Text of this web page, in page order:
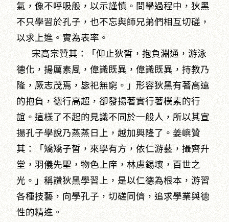
氣，像不呼吸般，以示謹慎。問學過程中，狄黑
不只學習於孔子，也不忘與師兄弟們相互切磋，
以求上進。實為表率。
宋高宗贊其：「仰止狄皙，抱負淵通，游泳
德化，揚厲素風，偉識既異，偉識既異，持教乃
隆，厥志茂焉，毖祀無窮。」形容狄黑有著高遠
的抱負，德行高超，卻發揚著實行著樸素的行
誼。這樣了不起的見識不同於一般人，所以其宣
揚孔子學說乃蒸蒸日上，越加興隆了。姜嶼贊
其：「矯矯子皙，來學有方，依仁游藝，攝齊升
堂，羽儀先聖，物色上庠，林慮錫壤，百世之
光。」稱讚狄黑學習上，是以仁德為根本，游習
各種技藝，向學孔子，切磋同儕，追求學業與德
性的精進。